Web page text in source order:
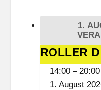
1.
ROLLER
DISCO
KIDS
ROLLER
14:00 – 20:00
1. August